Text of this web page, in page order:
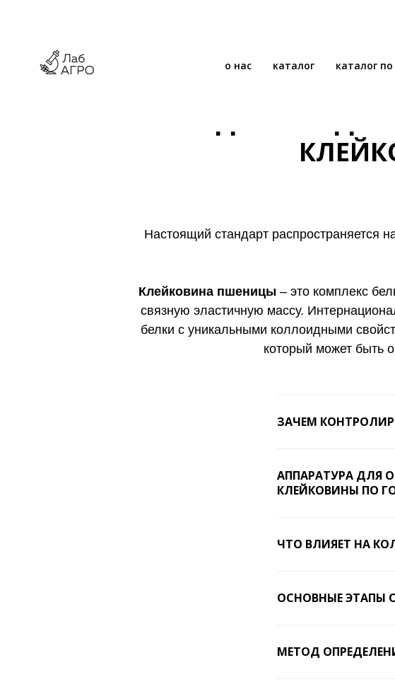
о нас каталог каталог по
Настоящий стандарт распространяется
Клейковина пшеницы – это комплекс
связную эластичную массу.
белки с уникальными коллоидными
который может быть
ЗАЧЕМ
АППАРАТУРА ДЛЯ
КЛЕЙКОВИНЫ ПО
ЧТО ВЛИЯЕТ НА
ОСНОВНЫЕ ЭТАПЫ
МЕТОД